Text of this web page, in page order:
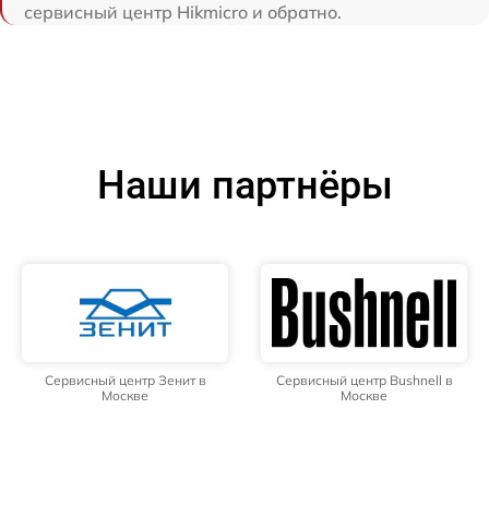
сервисный центр Hikmicro и обратно.
Наши партнёры
Сервисный центр Зенит в
Москве
Сервисный центр Bushnell в
Москве